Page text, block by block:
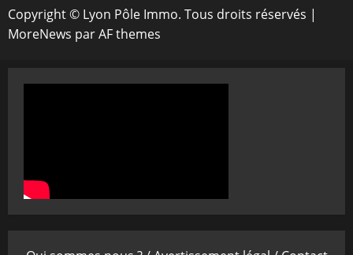
Copyright © Lyon Pôle Immo. Tous droits réservés |
MoreNews par AF themes